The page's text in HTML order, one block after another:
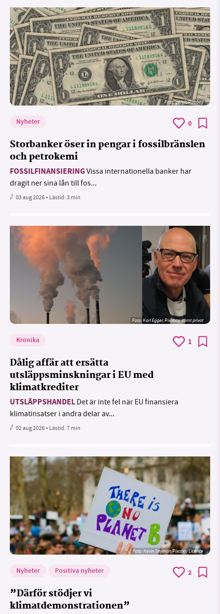
Foto:geralt/Pixabay
Nyheter 0
Storbanker öser in pengar i fossilbränslen
och petrokemi
FOSSILFINANSIERINGVissa internationella banker har
dragit ner sina lån till fos...
03 aug 2026• Lästid:3 min
Foto:Karl Egger, Pixabay, samt privat
Krönika 1
Dålig affär att ersätta
utsläppsminskningar i EU med
klimatkrediter
UTSLÄPPSHANDEL Det är inte fel när EU finansiera
klimatinsatser i andra delar av...
02 aug 2026• Lästid:7 min
Foto:Kevin Snyman/Pixabay Licence
Nyheter Positiva nyheter 2
”Därför stödjer vi
klimatdemonstrationen”